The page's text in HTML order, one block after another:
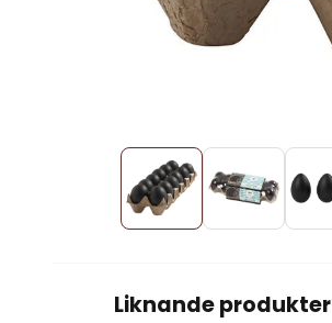
Liknande produkter